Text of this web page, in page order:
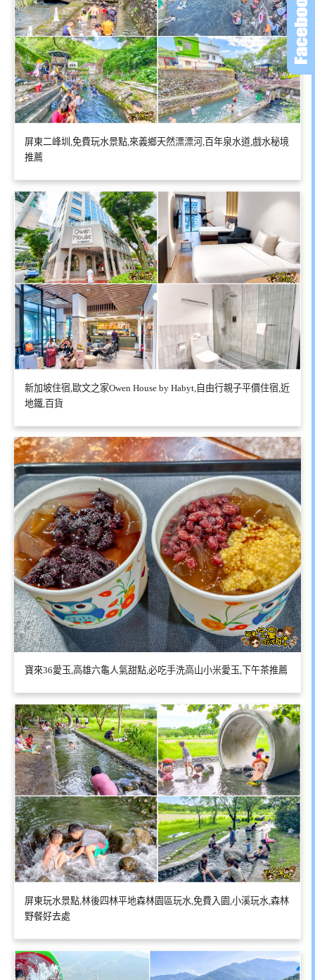
屏東二峰圳,免費玩水景點,來義鄉天然漂漂河,百年泉水道,戲水秘境
推薦
新加坡住宿,歐文之家Owen House by Habyt,自由行親子平價住宿,近
地鐵,百貨
寶來36愛玉,高雄六龜人氣甜點,必吃手洗高山小米愛玉,下午茶推薦
屏東玩水景點,林後四林平地森林園區玩水,免費入園,小溪玩水,森林
野餐好去處